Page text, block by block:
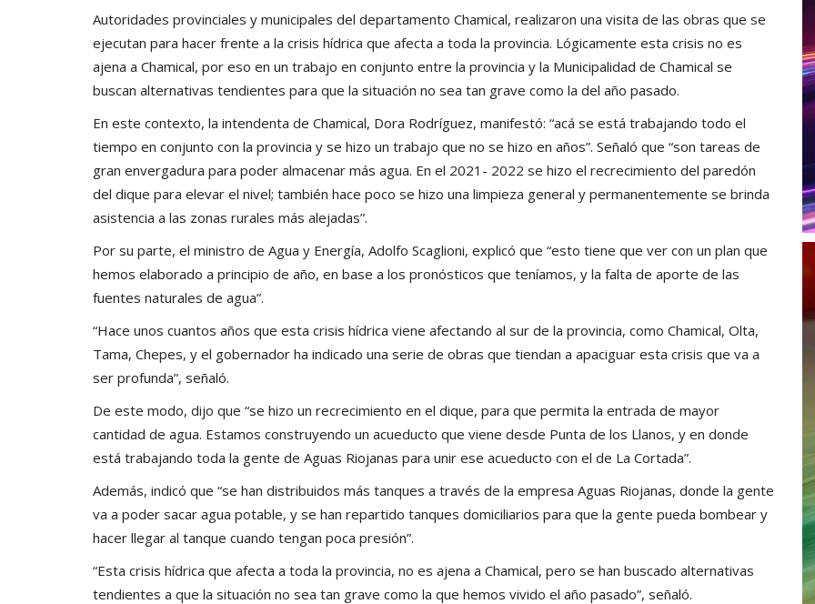
Autoridades provinciales y municipales del departamento Chamical, realizaron una visita de las obras que se
ejecutan para hacer frente a la crisis hídrica que afecta a toda la provincia. Lógicamente esta crisis no es
ajena a Chamical, por eso en un trabajo en conjunto entre la provincia y la Municipalidad de Chamical se
buscan alternativas tendientes para que la situación no sea tan grave como la del año pasado.
En este contexto, la intendenta de Chamical, Dora Rodríguez, manifestó: “acá se está trabajando todo el
tiempo en conjunto con la provincia y se hizo un trabajo que no se hizo en años”. Señaló que “son tareas de
gran envergadura para poder almacenar más agua. En el 2021- 2022 se hizo el recrecimiento del paredón
del dique para elevar el nivel; también hace poco se hizo una limpieza general y permanentemente se brinda
asistencia a las zonas rurales más alejadas”.
Por su parte, el ministro de Agua y Energía, Adolfo Scaglioni, explicó que “esto tiene que ver con un plan que
hemos elaborado a principio de año, en base a los pronósticos que teníamos, y la falta de aporte de las
fuentes naturales de agua”.
“Hace unos cuantos años que esta crisis hídrica viene afectando al sur de la provincia, como Chamical, Olta,
Tama, Chepes, y el gobernador ha indicado una serie de obras que tiendan a apaciguar esta crisis que va a
ser profunda”, señaló.
De este modo, dijo que “se hizo un recrecimiento en el dique, para que permita la entrada de mayor
cantidad de agua. Estamos construyendo un acueducto que viene desde Punta de los Llanos, y en donde
está trabajando toda la gente de Aguas Riojanas para unir ese acueducto con el de La Cortada”.
Además, indicó que “se han distribuidos más tanques a través de la empresa Aguas Riojanas, donde la gente
va a poder sacar agua potable, y se han repartido tanques domiciliarios para que la gente pueda bombear y
hacer llegar al tanque cuando tengan poca presión”.
“Esta crisis hídrica que afecta a toda la provincia, no es ajena a Chamical, pero se han buscado alternativas
tendientes a que la situación no sea tan grave como la que hemos vivido el año pasado”, señaló.